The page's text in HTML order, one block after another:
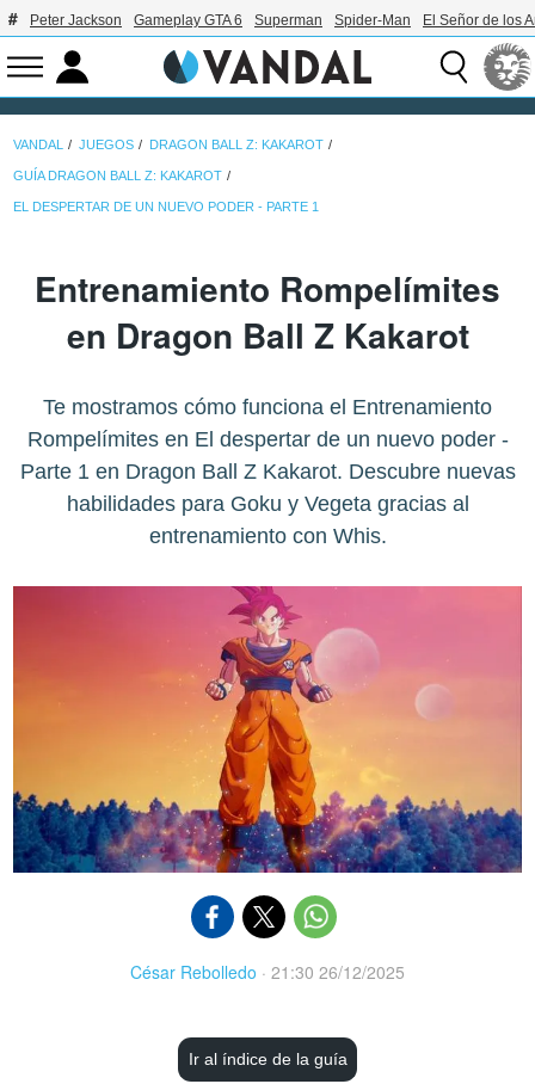
Peter Jackson Gameplay GTA 6 Superman Spider-Man El Señor de los
VANDAL JUEGOS DRAGON BALL Z: KAKAROT
GUÍA DRAGON BALL Z: KAKAROT
EL DESPERTAR DE UN NUEVO PODER - PARTE 1
Entrenamiento Rompelímites
en Dragon Ball Z Kakarot
Te mostramos cómo funciona el Entrenamiento
Rompelímites en El despertar de un nuevo poder -
Parte 1 en Dragon Ball Z Kakarot. Descubre nuevas
habilidades para Goku y Vegeta gracias al
entrenamiento con Whis.
César Rebolledo · 21:30 26/12/2025
Ir al índice de la guía